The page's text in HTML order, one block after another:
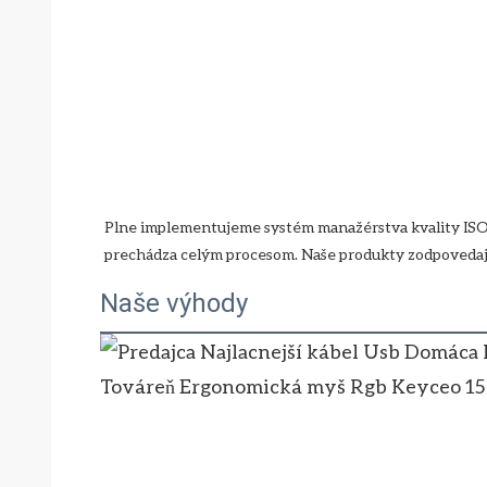
Plne implementujeme systém manažérstva kvality
Naše výhody